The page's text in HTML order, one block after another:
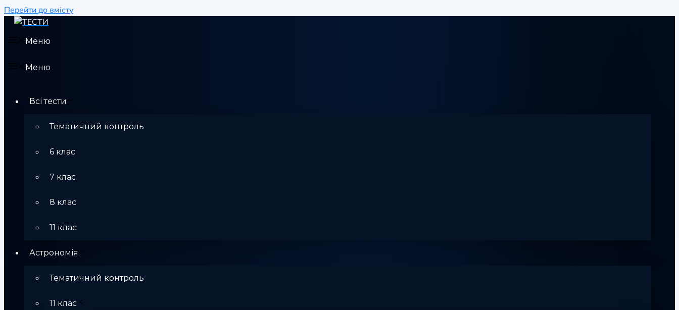
Перейти до вмісту
Меню
Меню
Всі тести
Тематичний контроль
6 клас
7 клас
8 клас
11 клас
Астрономія
Тематичний контроль
11 клас